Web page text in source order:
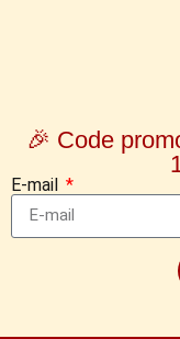
🎉 Code
E-mail